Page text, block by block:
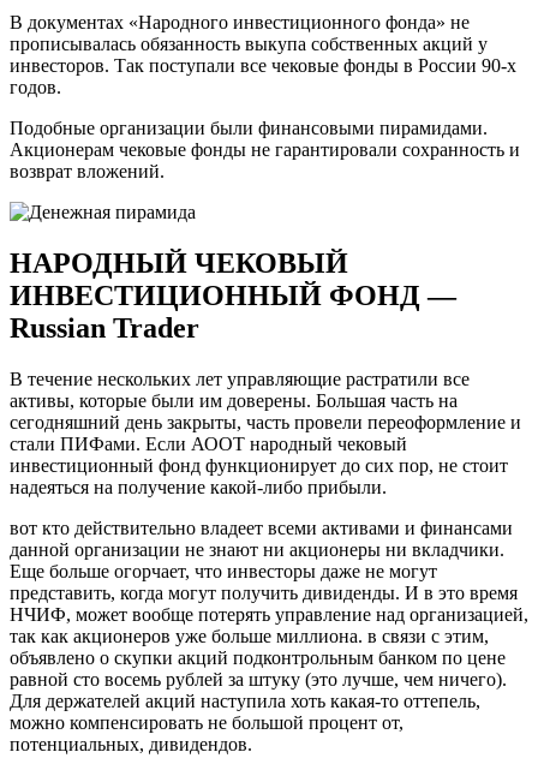
В документах «Народного инвестиционного фонда» не
прописывалась обязанность выкупа собственных акций у
инвесторов. Так поступали все чековые фонды в России 90-х
годов.
Подобные организации были финансовыми пирамидами.
Акционерам чековые фонды не гарантировали сохранность и
возврат вложений.
НАРОДНЫЙ ЧЕКОВЫЙ
ИНВЕСТИЦИОННЫЙ ФОНД —
Russian Trader
В течение нескольких лет управляющие растратили все
активы, которые были им доверены. Большая часть на
сегодняшний день закрыты, часть провели переоформление и
стали ПИФами. Если АООТ народный чековый
инвестиционный фонд функционирует до сих пор, не стоит
надеяться на получение какой-либо прибыли.
вот кто действительно владеет всеми активами и финансами
данной организации не знают ни акционеры ни вкладчики.
Еще больше огорчает, что инвесторы даже не могут
представить, когда могут получить дивиденды. И в это время
НЧИФ, может вообще потерять управление над организацией,
так как акционеров уже больше миллиона. в связи с этим,
объявлено о скупки акций подконтрольным банком по цене
равной сто восемь рублей за штуку (это лучше, чем ничего).
Для держателей акций наступила хоть какая-то оттепель,
можно компенсировать не большой процент от,
потенциальных, дивидендов.